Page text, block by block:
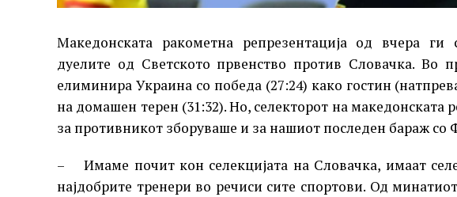
Македонската ракометна репрезентација од вчера ги
дуелите од Светското првенство против Словачка. Во
елиминира Украина со победа (27:24) како гостин
на домашен терен (31:32). Но, селекторот на македонската
за противникот зборуваше и за нашиот последен бараж со
– Имаме почит кон селекцијата на Словачка, имаат
најдобрите тренери во речиси сите спортови. Од